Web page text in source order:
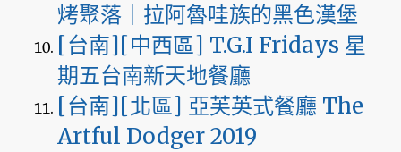
烤聚落｜拉阿魯哇族的黑色漢堡
[台南][中西區] T.G.I Fridays 星
期五台南新天地餐廳
[台南][北區] 亞芙英式餐廳 The
Artful Dodger 2019